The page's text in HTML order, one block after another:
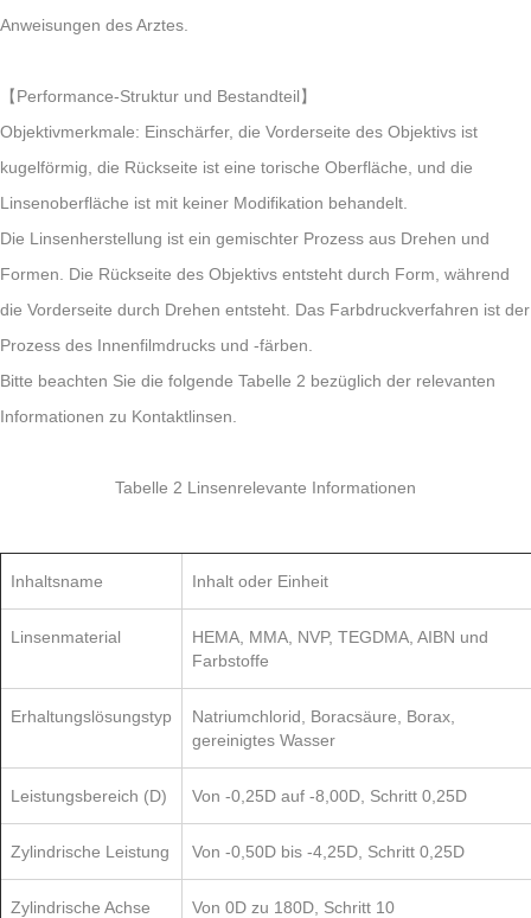
Anweisungen des Arztes.
【Performance-Struktur und Bestandteil】
Objektivmerkmale: Einschärfer, die Vorderseite des Objektivs ist
kugelförmig, die Rückseite ist eine torische Oberfläche, und die
Linsenoberfläche ist mit keiner Modifikation behandelt.
Die Linsenherstellung ist ein gemischter Prozess aus Drehen und
Formen. Die Rückseite des Objektivs entsteht durch Form, während
die Vorderseite durch Drehen entsteht. Das Farbdruckverfahren ist der
Prozess des Innenfilmdrucks und -färben.
Bitte beachten Sie die folgende Tabelle 2 bezüglich der relevanten
Informationen zu Kontaktlinsen.
Tabelle 2 Linsenrelevante Informationen
Inhaltsname Inhalt oder Einheit
Linsenmaterial
HEMA, MMA, NVP, TEGDMA, AIBN und
Farbstoffe
Erhaltungslösungstyp
Natriumchlorid, Boracsäure, Borax,
gereinigtes Wasser
Leistungsbereich (D) Von -0,25D auf -8,00D, Schritt 0,25D
Zylindrische Leistung Von -0,50D bis -4,25D, Schritt 0,25D
Zylindrische Achse Von 0D zu 180D, Schritt 10